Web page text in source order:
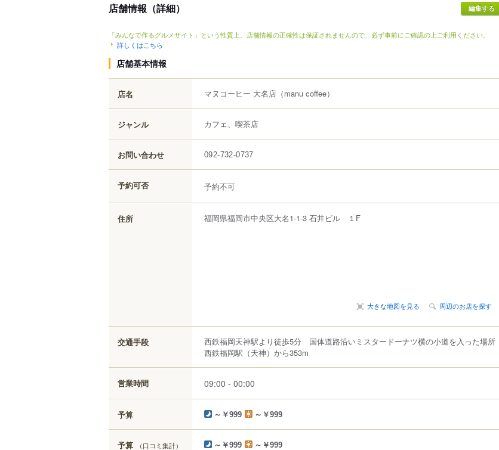
店舗情報（詳細） 編集する
「みんなで作るグルメサイト」という性質上、店舗情報の正確性は保証されませんので、必ず事前にご確認の上ご利用ください。
詳しくはこちら
店舗基本情報
店名 マヌコーヒー 大名店 （manu coffee）
ジャンル カフェ、喫茶店
お問い合わせ 092-732-0737
予約可否 予約不可
住所 福岡県福岡市中央区大名1-1-3 石井ビル １F
大きな地図を見る 周辺のお店を探す
交通手段
西鉄福岡天神駅より徒歩5分 国体道路沿いミスタードーナツ横の小道を入った場所
西鉄福岡駅（天神）から353m
営業時間 09:00 - 00:00
予算 ～￥999 ～￥999
予算 （口コミ集計） ～￥999 ～￥999